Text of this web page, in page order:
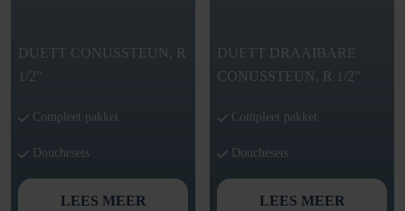
DUETT CONUSSTEUN, R
1/2"
Compleet pakket
Douchesets
LEES MEER
DUETT DRAAIBARE
CONUSSTEUN, R 1/2"
Compleet pakket
Douchesets
LEES MEER